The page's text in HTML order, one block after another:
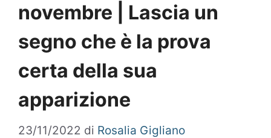
novembre | Lascia un
segno che è la prova
certa della sua
apparizione
23/11/2022 di Rosalia Gigliano